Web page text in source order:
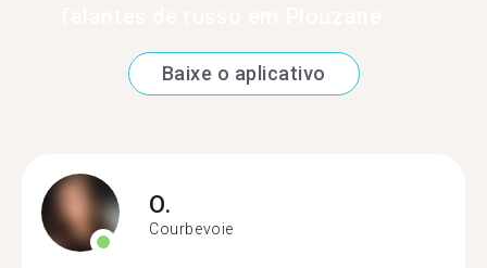
Baixe o aplicativo
O.
Courbevoie